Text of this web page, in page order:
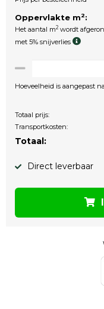
Oppervlakte m2:
Het aantal m2 wordt
met 5% snijverlies
Hoeveelheid is aangepast
Totaal prijs:
Transportkosten:
Totaal:
Direct leverbaar